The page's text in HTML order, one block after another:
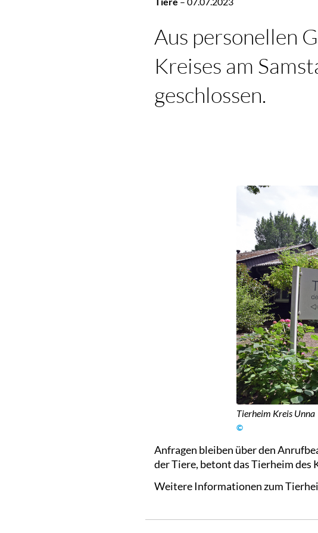
Aus personellen
Kreises am
geschlossen.
Tierheim Kreis Unna
©
Anfragen bleiben über den
der Tiere, betont das Tierheim
Weitere Informationen zum